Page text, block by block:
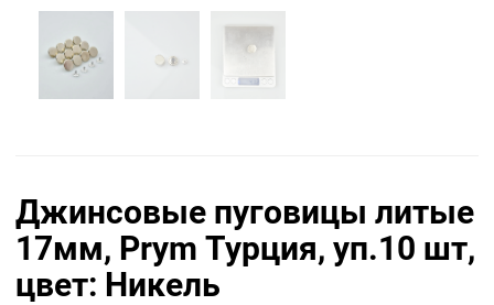
Джинсовые пуговицы литые
17мм, Prym Турция, уп.10 шт,
цвет: Никель